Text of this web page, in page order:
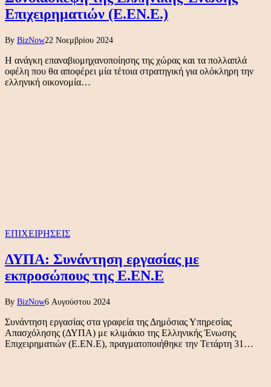
Επιχειρηματιών (Ε.ΕΝ.Ε.)
By BizNow22 Νοεμβρίου 2024
Η ανάγκη επαναβιομηχανοποίησης της χώρας και τα πολλαπλά
οφέλη που θα αποφέρει μία τέτοια στρατηγική για ολόκληρη την
ελληνική οικονομία…
ΕΠΙΧΕΙΡΗΣΕΙΣ
ΔΥΠΑ: Συνάντηση εργασίας με
εκπροσώπους της Ε.ΕΝ.Ε
By BizNow6 Αυγούστου 2024
Συνάντηση εργασίας στα γραφεία της Δημόσιας Υπηρεσίας
Απασχόλησης (ΔΥΠΑ) με κλιμάκιο της Ελληνικής Ένωσης
Επιχειρηματιών (Ε.ΕΝ.Ε), πραγματοποιήθηκε την Τετάρτη 31…